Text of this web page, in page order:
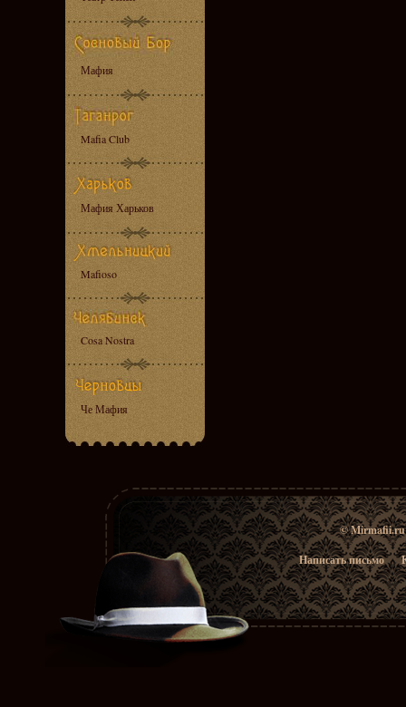
Мафия
Mafia Club
Мафия Харьков
Mafioso
Cosa Nostra
Че Мафия
© Mirmafii.ru
Написать письмо